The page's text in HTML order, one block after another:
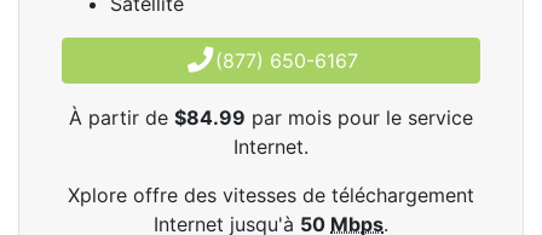
(877) 650-6167
À partir de $84.99 par mois pour le service
Internet.
Xplore offre des vitesses de téléchargement
Internet jusqu'à 50 Mbps.